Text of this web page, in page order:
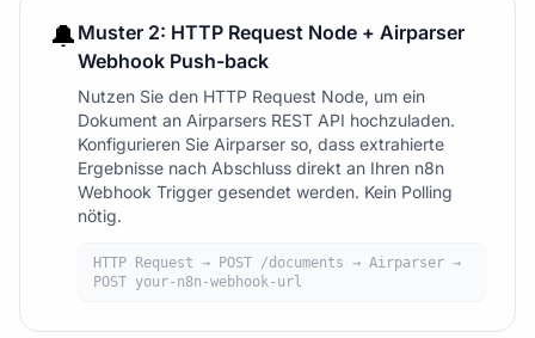
🔔 Muster 2: HTTP Request Node + Airparser
Webhook Push-back
Nutzen Sie den HTTP Request Node, um ein
Dokument an Airparsers REST API hochzuladen.
Konfigurieren Sie Airparser so, dass extrahierte
Ergebnisse nach Abschluss direkt an Ihren n8n
Webhook Trigger gesendet werden. Kein Polling
nötig.
HTTP Request → POST /documents → Airparser →
POST your-n8n-webhook-url